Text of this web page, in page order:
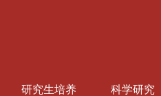
研究生培养 科学研究